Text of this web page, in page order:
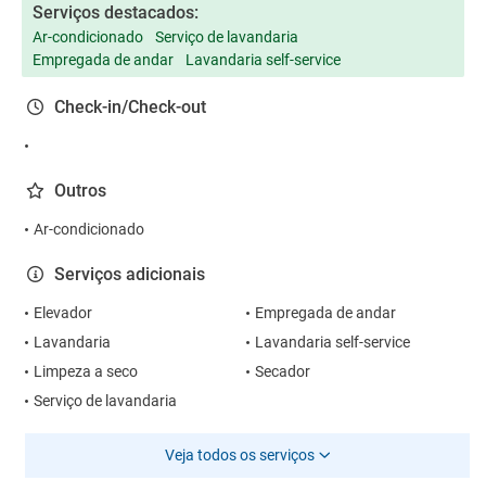
Serviços destacados:
Ar-condicionado
Serviço de lavandaria
Empregada de andar
Lavandaria self-service
Check-in/Check-out
Outros
Ar-condicionado
Serviços adicionais
Elevador
Empregada de andar
Lavandaria
Lavandaria self-service
Limpeza a seco
Secador
Serviço de lavandaria
Veja todos os serviços